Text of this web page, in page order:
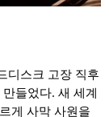
디스크 고장 직후
들었다. 새 세계
게 사막 사원을